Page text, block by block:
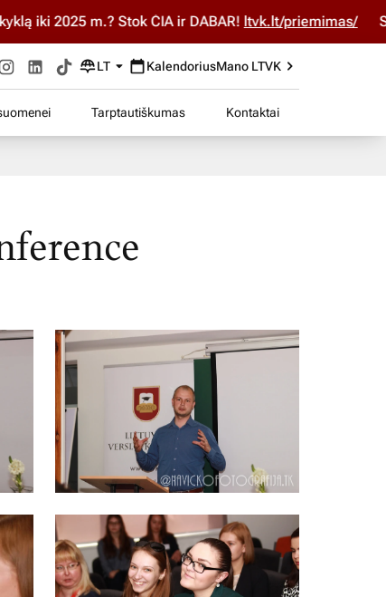
2025 m.? Stok ČIA ir DABAR!ltvk.lt/priemimas/
LT KalendoriusMano LTVK
Tarptautiškumas Kontaktai